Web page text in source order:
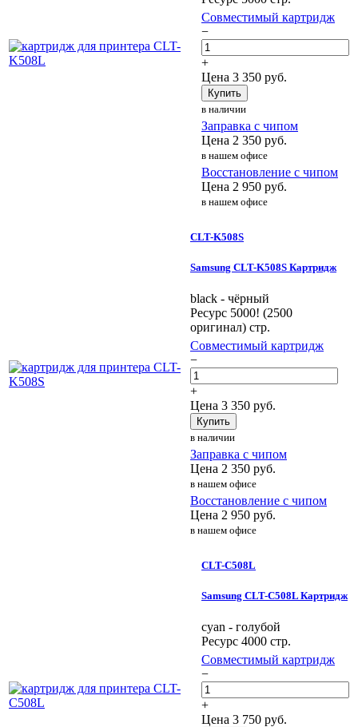
Совместимый картридж
−
+
Цена 3 350 руб.
Купить
в наличии
Заправка с чипом
Цена 2 350 руб.
в нашем офисе
Восстановление с чипом
Цена 2 950 руб.
в нашем офисе
CLT-K508S
Samsung CLT-K508S Картридж
black - чёрный
Ресурс 5000! (2500
оригинал) стр.
Совместимый картридж
−
+
Цена 3 350 руб.
Купить
в наличии
Заправка с чипом
Цена 2 350 руб.
в нашем офисе
Восстановление с чипом
Цена 2 950 руб.
в нашем офисе
CLT-C508L
Samsung CLT-C508L Картридж
cyan - голубой
Ресурс 4000 стр.
Совместимый картридж
−
+
Цена 3 750 руб.